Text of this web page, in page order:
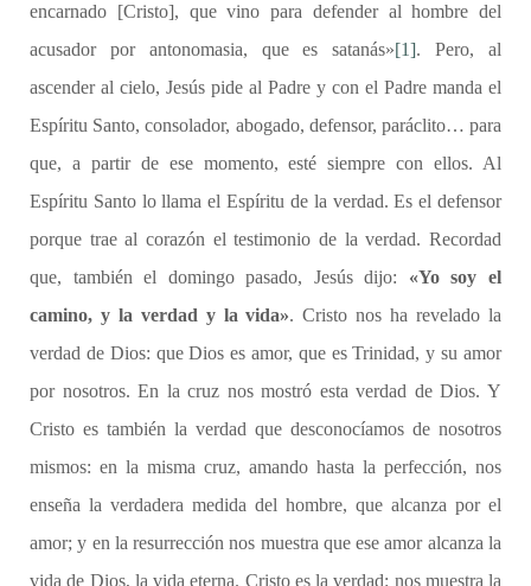
encarnado [Cristo], que vino para defender al hombre del
acusador por antonomasia, que es satanás»[1]. Pero, al
ascender al cielo, Jesús pide al Padre y con el Padre manda el
Espíritu Santo, consolador, abogado, defensor, paráclito… para
que, a partir de ese momento, esté siempre con ellos. Al
Espíritu Santo lo llama el Espíritu de la verdad. Es el defensor
porque trae al corazón el testimonio de la verdad. Recordad
que, también el domingo pasado, Jesús dijo: «Yo soy el
camino, y la verdad y la vida». Cristo nos ha revelado la
verdad de Dios: que Dios es amor, que es Trinidad, y su amor
por nosotros. En la cruz nos mostró esta verdad de Dios. Y
Cristo es también la verdad que desconocíamos de nosotros
mismos: en la misma cruz, amando hasta la perfección, nos
enseña la verdadera medida del hombre, que alcanza por el
amor; y en la resurrección nos muestra que ese amor alcanza la
vida de Dios, la vida eterna. Cristo es la verdad: nos muestra la